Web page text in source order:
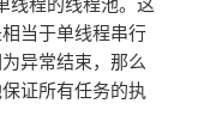
当于单线程串行
异常结束，那么
证所有任务的执